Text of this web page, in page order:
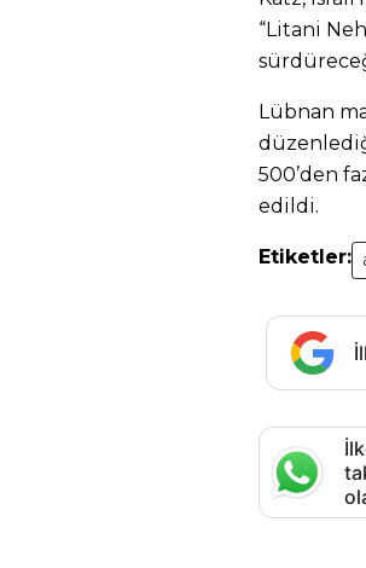
“Litani
Lübnan
500’den
edildi.
Etiketler: